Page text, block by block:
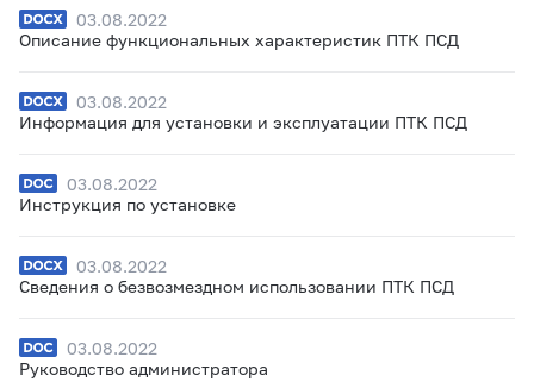
03.08.2022
Описание функциональных характеристик ПТК ПСД
03.08.2022
Информация для установки и эксплуатации ПТК ПСД
03.08.2022
Инструкция по установке
03.08.2022
Сведения о безвозмездном использовании ПТК ПСД
03.08.2022
Руководство администратора